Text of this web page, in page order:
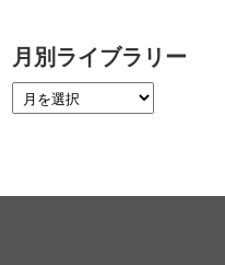
月別ライブラリー